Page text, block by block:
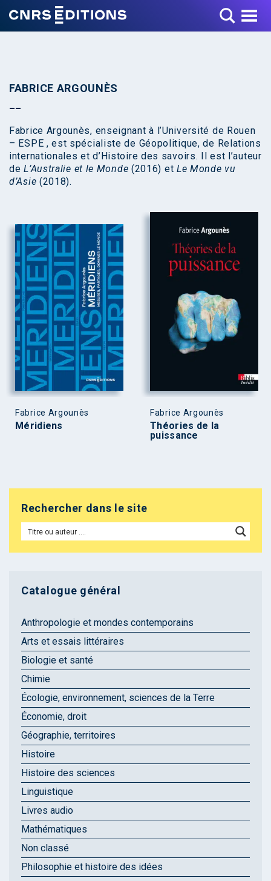
Toggle Menu
FABRICE ARGOUNÈS
Fabrice Argounès, enseignant à l’Université de Rouen
– ESPE , est spécialiste de Géopolitique, de Relations
internationales et d’Histoire des savoirs. Il est l’auteur
deL’Australie et le Monde (2016) et Le Monde vu
d’Asie (2018).
Fabrice Argounès
Méridiens
Fabrice Argounès
Théories de la
puissance
Rechercher dans le site
Catalogue général
Anthropologie et mondes contemporains
Arts et essais littéraires
Biologie et santé
Chimie
Écologie, environnement, sciences de la Terre
Économie, droit
Géographie, territoires
Histoire
Histoire des sciences
Linguistique
Livres audio
Mathématiques
Non classé
Philosophie et histoire des idées